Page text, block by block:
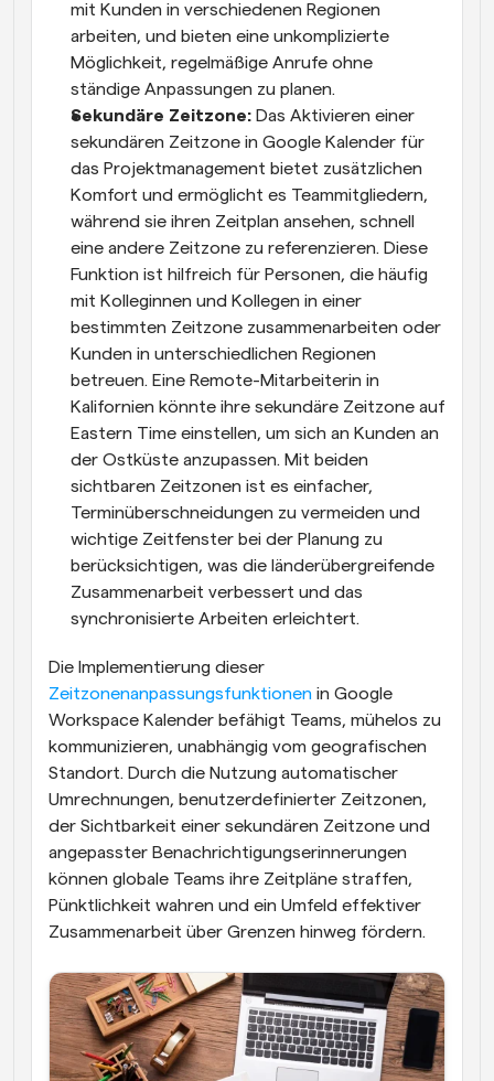
mit Kunden in verschiedenen Regionen
arbeiten, und bieten eine unkomplizierte
Möglichkeit, regelmäßige Anrufe ohne
ständige Anpassungen zu planen.
Sekundäre Zeitzone: Das Aktivieren einer
sekundären Zeitzone in Google Kalender für
das Projektmanagement bietet zusätzlichen
Komfort und ermöglicht es Teammitgliedern,
während sie ihren Zeitplan ansehen, schnell
eine andere Zeitzone zu referenzieren. Diese
Funktion ist hilfreich für Personen, die häufig
mit Kolleginnen und Kollegen in einer
bestimmten Zeitzone zusammenarbeiten oder
Kunden in unterschiedlichen Regionen
betreuen. Eine Remote-Mitarbeiterin in
Kalifornien könnte ihre sekundäre Zeitzone auf
Eastern Time einstellen, um sich an Kunden an
der Ostküste anzupassen. Mit beiden
sichtbaren Zeitzonen ist es einfacher,
Terminüberschneidungen zu vermeiden und
wichtige Zeitfenster bei der Planung zu
berücksichtigen, was die länderübergreifende
Zusammenarbeit verbessert und das
synchronisierte Arbeiten erleichtert.
Zeitzonenanpassungsfunktionen in Google
Workspace Kalender befähigt Teams, mühelos zu
kommunizieren, unabhängig vom geografischen
Standort. Durch die Nutzung automatischer
Umrechnungen, benutzerdefinierter Zeitzonen,
der Sichtbarkeit einer sekundären Zeitzone und
angepasster Benachrichtigungserinnerungen
können globale Teams ihre Zeitpläne straffen,
Pünktlichkeit wahren und ein Umfeld effektiver
Zusammenarbeit über Grenzen hinweg fördern.